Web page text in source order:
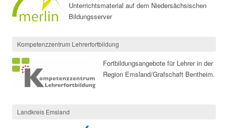
Unterrichtsmaterial auf dem Niedersächsischen
Bildungsserver
Kompetenzzentrum Lehrerfortbildung
Fortbildungsangebote für Lehrer in der
Region Emsland/Grafschaft Bentheim.
Landkreis Emsland